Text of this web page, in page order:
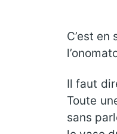
C’est en
Il faut
Toute
sans